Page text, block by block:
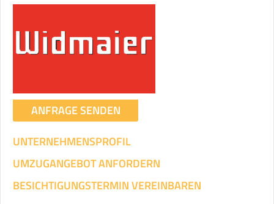
Vergleichsergebnis basierend auf Ihren
Umzugsdaten für Tragen und
Transportieren
Ihre Angaben:
am
ANFRAGE SENDEN
UNTERNEHMENSPROFIL
UMZUGANGEBOT ANFORDERN
BESICHTIGUNGSTERMIN VEREINBAREN